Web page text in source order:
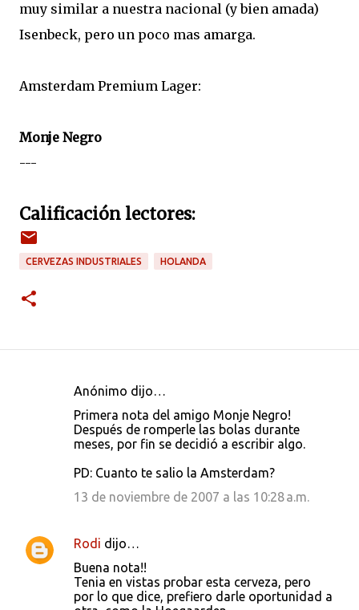
muy similar a nuestra nacional (y bien amada)
Isenbeck, pero un poco mas amarga.
Amsterdam Premium Lager:
Monje Negro
---
Calificación lectores:
CERVEZAS INDUSTRIALES HOLANDA
a
r
Anónimo dijo…
Primera nota del amigo Monje Negro!
Después de romperle las bolas durante
meses, por fin se decidió a escribir algo.
PD: Cuanto te salio la Amsterdam?
13 de noviembre de 2007 a las 10:28 a.m.
Rodi dijo…
Buena nota!!
Tenia en vistas probar esta cerveza, pero
por lo que dice, prefiero darle oportunidad a